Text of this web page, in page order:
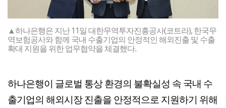
▲하나은행은 지난 11일 대한무역투자진흥공사(코트라), 한국무
역보험공사와 함께 국내 수출기업의 안정적인 해외진출 및 수출
확대 지원을 위한 업무협약을 체결했다.
하나은행이 글로벌 통상 환경의 불확실성 속 국내 수
출기업의 해외시장 진출을 안정적으로 지원하기 위해